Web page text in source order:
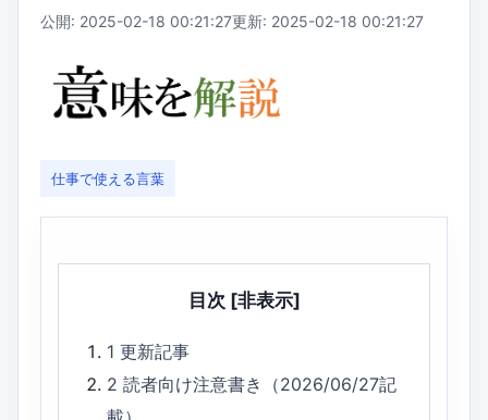
公開: 2025-02-18 00:21:27更新: 2025-02-18 00:21:27
仕事で使える言葉
目次 [非表示]
1更新記事
2読者向け注意書き（2026/06/27記